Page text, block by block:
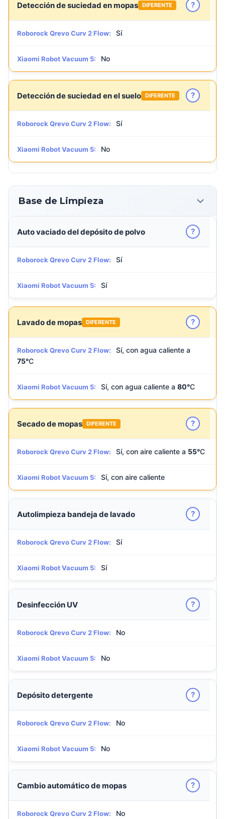
Detección de suciedad en mopas DIFERENTE ?
Roborock Qrevo Curv 2 Flow: Sí
Xiaomi Robot Vacuum 5: No
Detección de suciedad en el suelo DIFERENTE ?
Roborock Qrevo Curv 2 Flow: Sí
Xiaomi Robot Vacuum 5: No
Base de Limpieza
Auto vaciado del depósito de polvo ?
Roborock Qrevo Curv 2 Flow: Sí
Xiaomi Robot Vacuum 5: Sí
Lavado de mopas DIFERENTE ?
Roborock Qrevo Curv 2 Flow:
Sí, con agua caliente a
75°C
Xiaomi Robot Vacuum 5: Sí, con agua caliente a 80°C
Secado de mopas DIFERENTE ?
Roborock Qrevo Curv 2 Flow: Sí, con aire caliente a 55°C
Xiaomi Robot Vacuum 5: Sí, con aire caliente
Autolimpieza bandeja de lavado ?
Roborock Qrevo Curv 2 Flow: Sí
Xiaomi Robot Vacuum 5: Sí
Desinfección UV ?
Roborock Qrevo Curv 2 Flow: No
Xiaomi Robot Vacuum 5: No
Depósito detergente ?
Roborock Qrevo Curv 2 Flow: No
Xiaomi Robot Vacuum 5: No
Cambio automático de mopas ?
Roborock Qrevo Curv 2 Flow: No